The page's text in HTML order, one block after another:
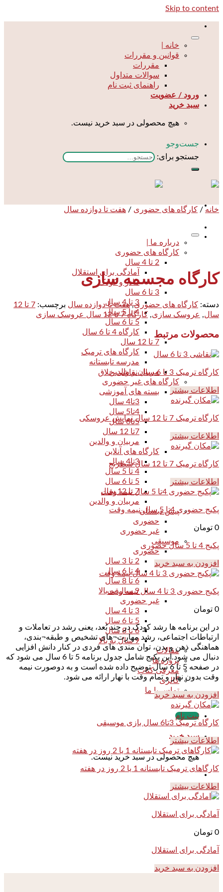
Skip to content
خانه |
قوانین و مقررات
مقررات
سوالات متداول
راهنمای ثبت نام
ورود / عضویت
سبد خرید
هیچ محصولی در سبد خرید نیست.
جست‌و‌جو
جستجو برای:
درباره ما |
کارگاه های حضوری
2 تا 4 سال
آمادگی برای استقلال
مادر و کودک
3 تا 6 سال
3 تا 4 سال
4 تا 5 سال
5 تا 6 سال
کارگاه 4 تا 6 سال
7 تا 12 سال
کارگاه های ترمیک
مدرسه تابستانه
مربیان و والدین
کارگاه های غیر حضوری
بسته های آموزشی
3تا4 سال
4تا5 سال
5تا6 سال
7تا 12 سال
مربیان و والدین
کارگاه های آنلاین
3تا4 سال
4 تا 5 سال
5 تا 6 سال
7 تا 12 سال
مربیان و والدین
پیش دبستان
حضوری
غیر حضوری
موسیقی
حضوری
2 تا 3 سال
4 تا 6 سال
6 تا 8 سال
9 سال به بالا
غیر حضوری
3 تا 4 سال
5 تا 6 سال
6 تا 8 سال
9 سال به بالا
مقالات
پروژه ها
معرفی کتاب
گالری
تماس با ما
ثبت نام
سبد خرید
هیچ محصولی در سبد خرید نیست.
خانه / کارگاه های حضوری / هفت تا دوازده سال
کارگاه مجسمه سازی
دسته: کارگاه های حضوری,هفت تا دوازده سال برچسب:
7 تا 12
سال, عروسک سازی, کارگاه 7 تا 12 سال عروسک سازی
محصولات مرتبط
کارگاه ترمیک 3 تا 6 سال نقاشی خلاق
اطلاعات بیشتر
کارگاه ترمیک 7 تا 12 سال نمایش عروسکی
اطلاعات بیشتر
کارگاه ترمیک 7 تا 12 سال شطرنج
اطلاعات بیشتر
پکیج حضوری 4تا 5 سال نیمه وقت
0 تومان
پکیج 4 تا 5 سال حضوری
افزودن به سبد خرید
پکیج حضوری 3 تا 4 سال نیمه وقت
0 تومان
در این برنامه ها رشد کودک در چند بُعد، یعنی رشد در تعاملات و
ارتباطات اجتماعی، رشد مهارت¬های تشخیص و طبقه¬بندی،
هماهنگی ذهن و بدن، توان مندی های فردی در کنار دانش افزایی
دنبال می شود.این پکیج شامل جدول برنامه 5 تا 6 سال می شود که
در صفحه 5 تا 6 سال توضیح داده شده است و به دوصورت نیمه
وقت بدون نهار و تمام وقت با نهار ارائه می شود.
افزودن به سبد خرید
کارگاه ترمیک 3تا6 سال بازی موسیقی
اطلاعات بیشتر
کارگاهای ترمیک تابستانه 1 یا 2 روز در هفته
اطلاعات بیشتر
آمادگی برای استقلال
0 تومان
آمادگی برای استقلال
افزودن به سبد خرید